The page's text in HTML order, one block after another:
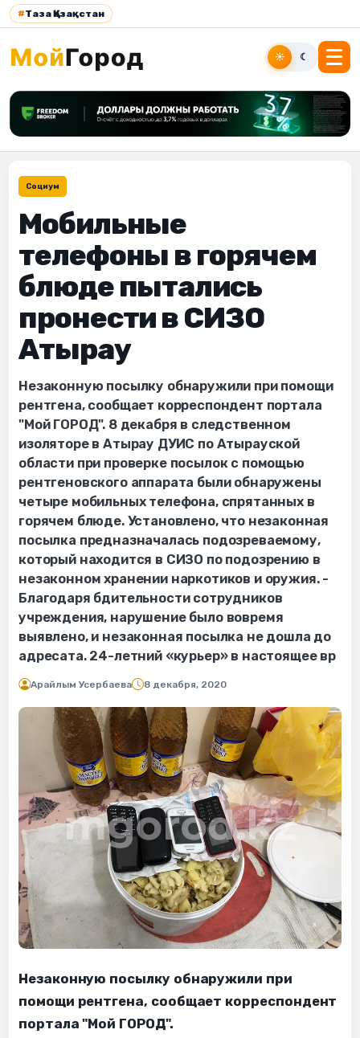
#Таза Қазақстан
☀ ☾
Социум
Мобильные
телефоны в горячем
блюде пытались
пронести в СИЗО
Атырау
Незаконную посылку обнаружили при помощи
рентгена, сообщает корреспондент портала
"Мой ГОРОД". 8 декабря в следственном
изоляторе в Атырау ДУИС по Атырауской
области при проверке посылок с помощью
рентгеновского аппарата были обнаружены
четыре мобильных телефона, спрятанных в
горячем блюде. Установлено, что незаконная
посылка предназначалась подозреваемому,
который находится в СИЗО по подозрению в
незаконном хранении наркотиков и оружия. -
Благодаря бдительности сотрудников
учреждения, нарушение было вовремя
выявлено, и незаконная посылка не дошла до
адресата. 24-летний «курьер» в настоящее вр
Арайлым Усербаева 8 декабря, 2020
Незаконную посылку обнаружили при
помощи рентгена, сообщает корреспондент
портала "Мой ГОРОД".